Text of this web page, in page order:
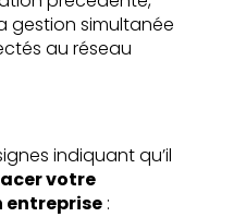
gestion simultanée
au réseau
indiquant qu’il
votre
entreprise: